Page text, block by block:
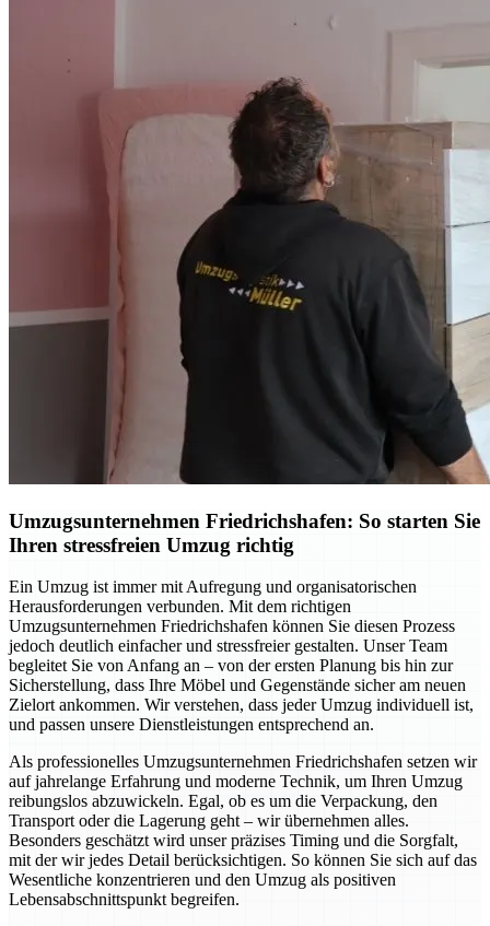
Umzugsunternehmen Friedrichshafen: So starten Sie
Ihren stressfreien Umzug richtig
Ein Umzug ist immer mit Aufregung und organisatorischen
Herausforderungen verbunden. Mit dem richtigen
Umzugsunternehmen Friedrichshafen können Sie diesen Prozess
jedoch deutlich einfacher und stressfreier gestalten. Unser Team
begleitet Sie von Anfang an – von der ersten Planung bis hin zur
Sicherstellung, dass Ihre Möbel und Gegenstände sicher am neuen
Zielort ankommen. Wir verstehen, dass jeder Umzug individuell ist,
und passen unsere Dienstleistungen entsprechend an.
Als professionelles Umzugsunternehmen Friedrichshafen setzen wir
auf jahrelange Erfahrung und moderne Technik, um Ihren Umzug
reibungslos abzuwickeln. Egal, ob es um die Verpackung, den
Transport oder die Lagerung geht – wir übernehmen alles.
Besonders geschätzt wird unser präzises Timing und die Sorgfalt,
mit der wir jedes Detail berücksichtigen. So können Sie sich auf das
Wesentliche konzentrieren und den Umzug als positiven
Lebensabschnittspunkt begreifen.